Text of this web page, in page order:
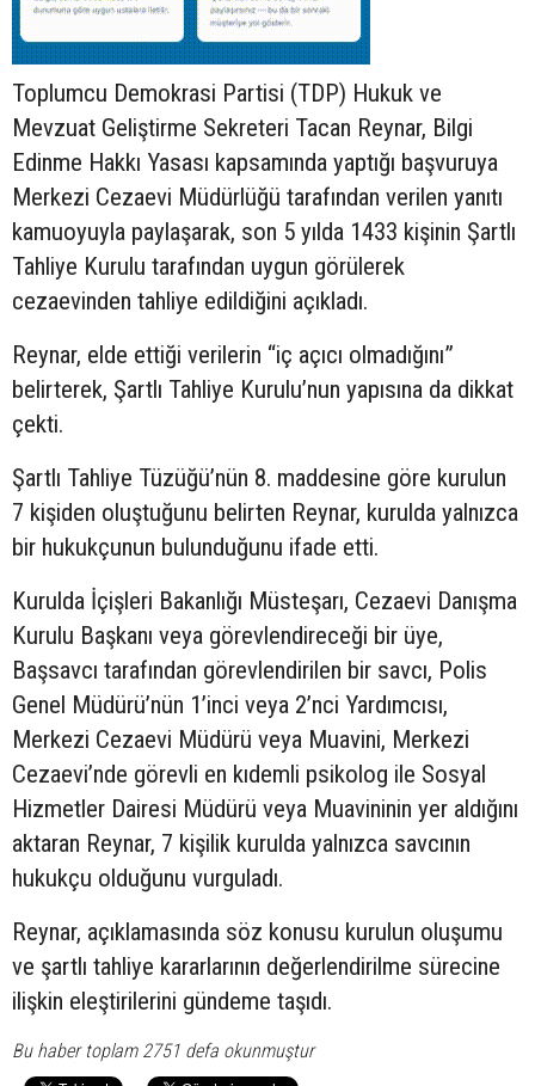
Toplumcu Demokrasi Partisi (TDP) Hukuk ve
Mevzuat Geliştirme Sekreteri Tacan Reynar, Bilgi
Edinme Hakkı Yasası kapsamında yaptığı başvuruya
Merkezi Cezaevi Müdürlüğü tarafından verilen yanıtı
kamuoyuyla paylaşarak, son 5 yılda 1433 kişinin Şartlı
Tahliye Kurulu tarafından uygun görülerek
cezaevinden tahliye edildiğini açıkladı.
Reynar, elde ettiği verilerin “iç açıcı olmadığını”
belirterek, Şartlı Tahliye Kurulu’nun yapısına da dikkat
çekti.
Şartlı Tahliye Tüzüğü’nün 8. maddesine göre kurulun
7 kişiden oluştuğunu belirten Reynar, kurulda yalnızca
bir hukukçunun bulunduğunu ifade etti.
Kurulda İçişleri Bakanlığı Müsteşarı, Cezaevi Danışma
Kurulu Başkanı veya görevlendireceği bir üye,
Başsavcı tarafından görevlendirilen bir savcı, Polis
Genel Müdürü’nün 1’inci veya 2’nci Yardımcısı,
Merkezi Cezaevi Müdürü veya Muavini, Merkezi
Cezaevi’nde görevli en kıdemli psikolog ile Sosyal
Hizmetler Dairesi Müdürü veya Muavininin yer aldığını
aktaran Reynar, 7 kişilik kurulda yalnızca savcının
hukukçu olduğunu vurguladı.
Reynar, açıklamasında söz konusu kurulun oluşumu
ve şartlı tahliye kararlarının değerlendirilme sürecine
ilişkin eleştirilerini gündeme taşıdı.
Bu haber toplam 2751 defa okunmuştur